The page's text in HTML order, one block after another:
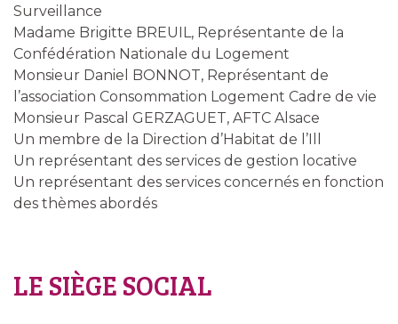
Surveillance
Madame Brigitte BREUIL, Représentante de la
Confédération Nationale du Logement
Monsieur Daniel BONNOT, Représentant de
l’association Consommation Logement Cadre de vie
Monsieur Pascal GERZAGUET, AFTC Alsace
Un membre de la Direction d’Habitat de l’Ill
Un représentant des services de gestion locative
Un représentant des services concernés en fonction
des thèmes abordés
LE SIÈGE SOCIAL